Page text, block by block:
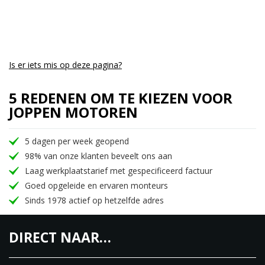
• 20,2pk
• 27Nm koppel bij 4000 toeren
• balans as
• 5 versnellingen
• led verlichting
• uitgebreid lcd display
• tripper via google maps platform (App op de
• Leverbaar vanaf €5399,-
Is er iets mis op deze pagina?
5 REDENEN OM TE KIEZEN VOOR
JOPPEN MOTOREN
5 dagen per week geopend
98% van onze klanten beveelt ons aan
Laag werkplaatstarief met gespecificeerd factuur
Goed opgeleide en ervaren monteurs
Sinds 1978 actief op hetzelfde adres
DIRECT NAAR…